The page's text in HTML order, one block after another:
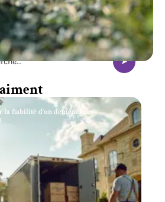
la fiabilité d’un déménageur